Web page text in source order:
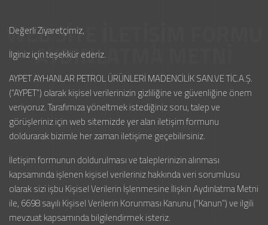
Değerli Ziyaretçimiz,
İlginiz için teşekkür ederiz.
AYPET AYHANLAR PETROL ÜRÜNLERİ MADENCİLİK SAN.VE TİC.A.Ş.
(“AYPET”) olarak kişisel verilerinizin gizliliğine ve güvenliğine önem
veriyoruz. Tarafımıza yöneltmek istediğiniz soru, talep ve
görüşleriniz için web sitemizde yer alan iletişim formunu
doldurarak bizimle her zaman iletişime geçebilirsiniz.
İletişim formunun doldurulması ve taleplerinizin alınması
kapsamında işlenen kişisel verileriniz hakkında veri sorumlusu
olarak sizi işbu Kişisel Verilerin İşlenmesine İlişkin Aydınlatma Metni
ile, 6698 sayılı Kişisel Verilerin Korunması Kanunu (“Kanun”) ve ilgili
mevzuat kapsamında bilgilendirmek isteriz.